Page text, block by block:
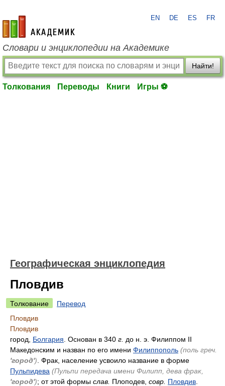
academic.ru
EN DE ES FR
Словари и энциклопедии на Академике
Найти!
Толкования Переводы Книги Игры ⚽
Географическая энциклопедия
Пловдив
Толкование
Перевод
Пловдив
Пловдив
город, Болгария . Основан в 340 г. до н. э. Филиппом II
Македонским и назван по его имени Филиппополь (поль греч.
'город') . Фрак, население усвоило название в форме
Пульпидева (Пульпи передача имени Филипп, дева фрак,
'город'); от этой формы слав. Плоподев, совр. Пловдив